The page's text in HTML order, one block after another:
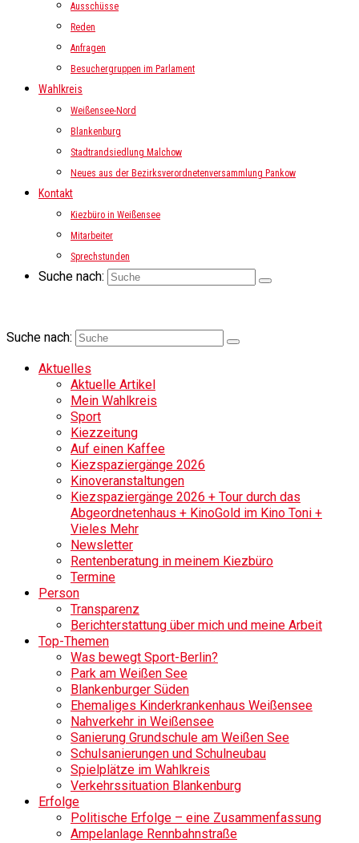
Ausschüsse
Reden
Anfragen
Besuchergruppen im Parlament
Wahlkreis
Weißensee-Nord
Blankenburg
Stadtrandsiedlung Malchow
Neues aus der Bezirksverordnetenversammlung Pankow
Kontakt
Kiezbüro in Weißensee
Mitarbeiter
Sprechstunden
Suche nach:
Suche nach:
Aktuelles
Aktuelle Artikel
Mein Wahlkreis
Sport
Kiezzeitung
Auf einen Kaffee
Kiezspaziergänge 2026
Kinoveranstaltungen
Kiezspaziergänge 2026 + Tour durch das
Abgeordnetenhaus + KinoGold im Kino Toni +
Vieles Mehr
Newsletter
Rentenberatung in meinem Kiezbüro
Termine
Person
Transparenz
Berichterstattung über mich und meine Arbeit
Top-Themen
Was bewegt Sport-Berlin?
Park am Weißen See
Blankenburger Süden
Ehemaliges Kinderkrankenhaus Weißensee
Nahverkehr in Weißensee
Sanierung Grundschule am Weißen See
Schulsanierungen und Schulneubau
Spielplätze im Wahlkreis
Verkehrssituation Blankenburg
Erfolge
Politische Erfolge – eine Zusammenfassung
Ampelanlage Rennbahnstraße